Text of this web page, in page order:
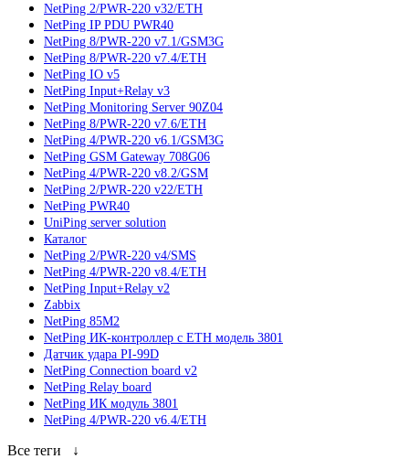
NetPing 2/PWR-220 v32/ETH
NetPing IP PDU PWR40
NetPing 8/PWR-220 v7.1/GSM3G
NetPing 8/PWR-220 v7.4/ETH
NetPing IO v5
NetPing Input+Relay v3
NetPing Monitoring Server 90Z04
NetPing 8/PWR-220 v7.6/ETH
NetPing 4/PWR-220 v6.1/GSM3G
NetPing GSM Gateway 708G06
NetPing 4/PWR-220 v8.2/GSM
NetPing 2/PWR-220 v22/ETH
NetPing PWR40
UniPing server solution
Каталог
NetPing 2/PWR-220 v4/SMS
NetPing 4/PWR-220 v8.4/ETH
NetPing Input+Relay v2
Zabbix
NetPing 85M2
NetPing ИК-контроллер с ETH модель 3801
Датчик удара PI-99D
NetPing Connection board v2
NetPing Relay board
NetPing ИК модуль 3801
NetPing 4/PWR-220 v6.4/ETH
Все теги ↓